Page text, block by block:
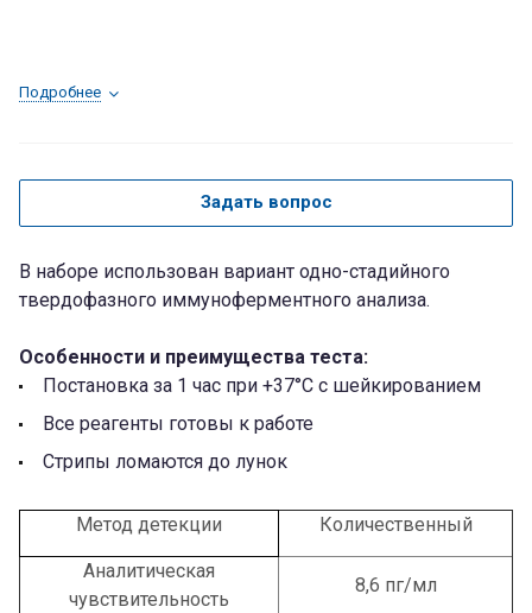
Подробнее
Задать вопрос
В наборе использован вариант одно-стадийного
твердофазного иммуноферментного анализа.
Особенности и преимущества теста:
Постановка за 1 час при +37°С с шейкированием
Все реагенты готовы к работе
Стрипы ломаются до лунок
Метод детекции Количественный
Аналитическая
чувствительность
8,6 пг/мл